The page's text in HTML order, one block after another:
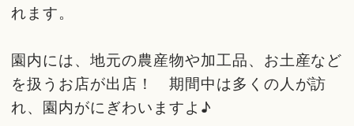
れます。
園内には、地元の農産物や加工品、お土産など
を扱うお店が出店！ 期間中は多くの人が訪
れ、園内がにぎわいますよ♪